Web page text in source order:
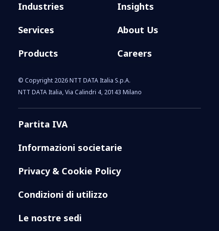
Industries
Services
Products
Insights
About Us
Careers
© Copyright 2026 NTT DATA Italia S.p.A.
NTT DATA Italia, Via Calindri 4, 20143 Milano
Partita IVA
Informazioni societarie
Privacy & Cookie Policy
Condizioni di utilizzo
Le nostre sedi